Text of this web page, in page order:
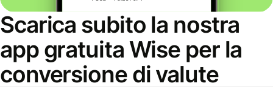
Scarica subito la nostra
app gratuita Wise per la
conversione di valute